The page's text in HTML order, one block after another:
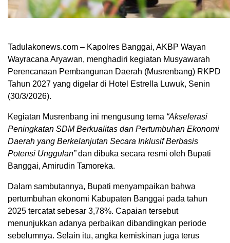
Tadulakonews.com – Kapolres Banggai, AKBP Wayan
Wayracana Aryawan, menghadiri kegiatan Musyawarah
Perencanaan Pembangunan Daerah (Musrenbang) RKPD
Tahun 2027 yang digelar di Hotel Estrella Luwuk, Senin
(30/3/2026).
Kegiatan Musrenbang ini mengusung tema “Akselerasi
Peningkatan SDM Berkualitas dan Pertumbuhan Ekonomi
Daerah yang Berkelanjutan Secara Inklusif Berbasis
Potensi Unggulan”dan dibuka secara resmi oleh Bupati
Banggai, Amirudin Tamoreka.
Dalam sambutannya, Bupati menyampaikan bahwa
pertumbuhan ekonomi Kabupaten Banggai pada tahun
2025 tercatat sebesar 3,78%. Capaian tersebut
menunjukkan adanya perbaikan dibandingkan periode
sebelumnya. Selain itu, angka kemiskinan juga terus